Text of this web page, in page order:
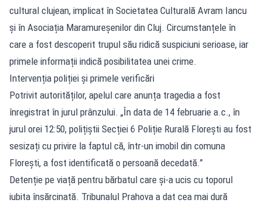
cultural clujean, implicat în Societatea Culturală Avram Iancu
și în Asociația Maramureșenilor din Cluj. Circumstanțele în
care a fost descoperit trupul său ridică suspiciuni serioase, iar
primele informații indică posibilitatea unei crime.
Intervenția poliției și primele verificări
Potrivit autorităților, apelul care anunța tragedia a fost
înregistrat în jurul prânzului. „În data de 14 februarie a.c., în
jurul orei 12:50, polițiștii Secției 6 Poliție Rurală Florești au fost
sesizați cu privire la faptul că, într-un imobil din comuna
Florești, a fost identificată o persoană decedată.”
Detenție pe viață pentru bărbatul care și-a ucis cu toporul
iubita însărcinată. Tribunalul Prahova a dat cea mai dură